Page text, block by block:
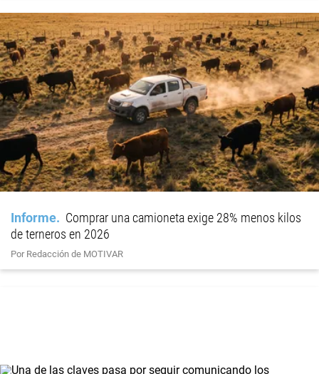
Informe
Comprar una camioneta exige 28% menos kilos
de terneros en 2026
Por Redacción de MOTIVAR